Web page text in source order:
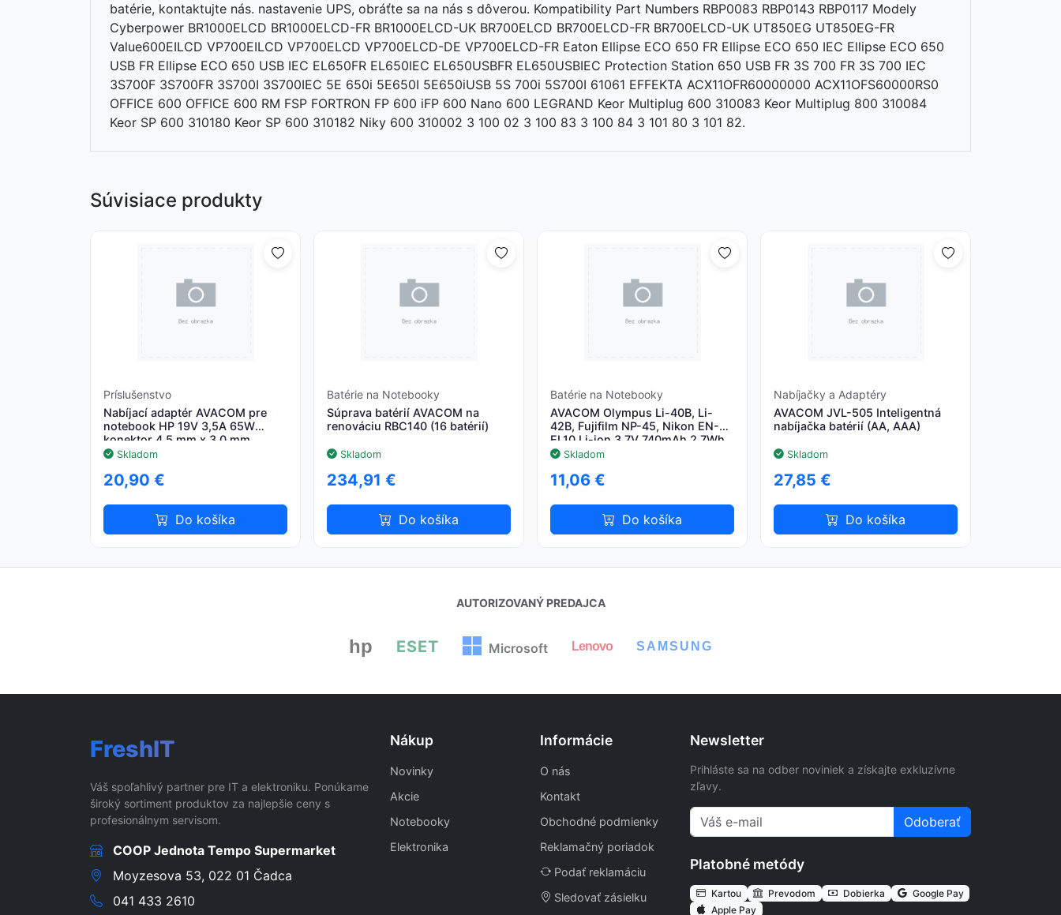
batérie, kontaktujte nás. nastavenie UPS, obráťte sa na nás s dôverou. Kompatibility Part Numbers RBP0083 RBP0143 RBP0117 Modely
Cyberpower BR1000ELCD BR1000ELCD-FR BR1000ELCD-UK BR700ELCD BR700ELCD-FR BR700ELCD-UK UT850EG UT850EG-FR
Value600EILCD VP700EILCD VP700ELCD VP700ELCD-DE VP700ELCD-FR Eaton Ellipse ECO 650 FR Ellipse ECO 650 IEC Ellipse ECO 650
USB FR Ellipse ECO 650 USB IEC EL650FR EL650IEC EL650USBFR EL650USBIEC Protection Station 650 USB FR 3S 700 FR 3S 700 IEC
3S700F 3S700FR 3S700I 3S700IEC 5E 650i 5E650I 5E650iUSB 5S 700i 5S700I 61061 EFFEKTA ACX11OFR60000000 ACX11OFS60000RS0
OFFICE 600 OFFICE 600 RM FSP FORTRON FP 600 iFP 600 Nano 600 LEGRAND Keor Multiplug 600 310083 Keor Multiplug 800 310084
Keor SP 600 310180 Keor SP 600 310182 Niky 600 310002 3 100 02 3 100 83 3 100 84 3 101 80 3 101 82.
Súvisiace produkty
Príslušenstvo
Nabíjací adaptér AVACOM pre
notebook HP 19V 3,5A 65W
konektor 4,5 mm x 3,0 mm
Skladom
20,90 €
Do košíka
Batérie na Notebooky
Súprava batérií AVACOM na
renováciu RBC140 (16 batérií)
Skladom
234,91 €
Do košíka
Batérie na Notebooky
AVACOM Olympus Li-40B, Li-
42B, Fujifilm NP-45, Nikon EN-
EL10 Li-ion 3.7V 740mAh 2.7Wh
Skladom
11,06 €
Do košíka
Nabíjačky a Adaptéry
AVACOM JVL-505 Inteligentná
nabíjačka batérií (AA, AAA)
Skladom
27,85 €
Do košíka
AUTORIZOVANÝ PREDAJCA
hp ESET Microsoft Lenovo SAMSUNG
FreshIT
Váš spoľahlivý partner pre IT a elektroniku. Ponúkame
široký sortiment produktov za najlepšie ceny s
profesionálnym servisom.
COOP Jednota Tempo Supermarket
Moyzesova 53, 022 01 Čadca
041 433 2610
Nákup
Novinky
Akcie
Notebooky
Elektronika
Informácie
O nás
Kontakt
Obchodné podmienky
Reklamačný poriadok
Podať reklamáciu
Sledovať zásielku
Newsletter
Prihláste sa na odber noviniek a získajte exkluzívne
zľavy.
Odoberať
Platobné metódy
Kartou Prevodom Dobierka
Google Pay
Apple Pay